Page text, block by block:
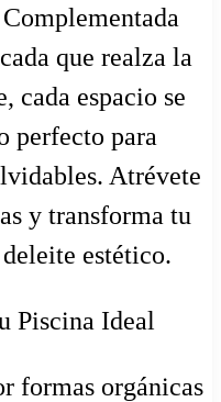
que realza la
cada espacio se
perfecto para
Atrévete
y transforma tu
estético.
Piscina Ideal
formas orgánicas